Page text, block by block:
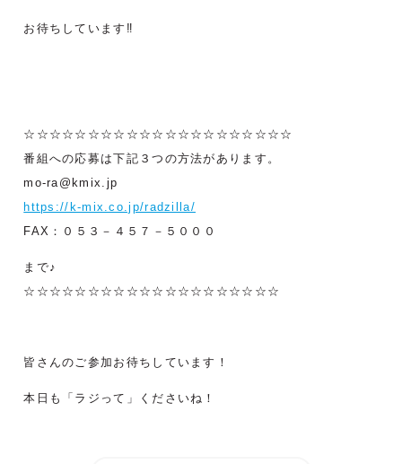
お待ちしています‼
☆☆☆☆☆☆☆☆☆☆☆☆☆☆☆☆☆☆☆☆☆
番組への応募は下記３つの方法があります。
mo-ra@kmix.jp
https://k-mix.co.jp/radzilla/
FAX：０５３－４５７－５０００
まで♪
☆☆☆☆☆☆☆☆☆☆☆☆☆☆☆☆☆☆☆☆
皆さんのご参加お待ちしています！
本日も「ラジって」くださいね！